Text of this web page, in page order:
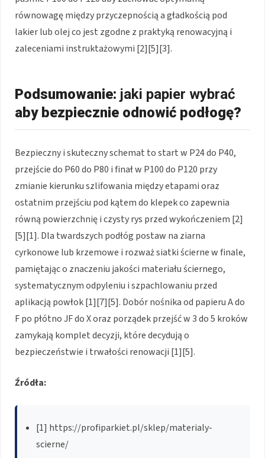
równowagę między przyczepnością a gładkością pod
lakier lub olej co jest zgodne z praktyką renowacyjną i
zaleceniami instruktażowymi [2][5][3].
Podsumowanie: jaki papier wybrać
aby bezpiecznie odnowić podłogę?
Bezpieczny i skuteczny schemat to start w P24 do P40,
przejście do P60 do P80 i finał w P100 do P120 przy
zmianie kierunku szlifowania między etapami oraz
ostatnim przejściu pod kątem do klepek co zapewnia
równą powierzchnię i czysty rys przed wykończeniem [2]
[5][1]. Dla twardszych podłóg postaw na ziarna
cyrkonowe lub krzemowe i rozważ siatki ścierne w finale,
pamiętając o znaczeniu jakości materiału ściernego,
systematycznym odpyleniu i szpachlowaniu przed
aplikacją powłok [1][7][5]. Dobór nośnika od papieru A do
F po płótno JF do X oraz porządek przejść w 3 do 5 kroków
zamykają komplet decyzji, które decydują o
bezpieczeństwie i trwałości renowacji [1][5].
Źródła:
[1] https://profiparkiet.pl/sklep/materialy-
scierne/